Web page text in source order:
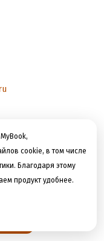
cookie, в том числе
Благодаря этому
продукт удобнее.